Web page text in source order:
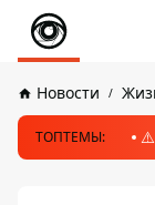
Новости
ТОПТЕМЫ: ⚠️